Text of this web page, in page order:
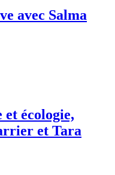
avec Salma
écologie,
et Tara